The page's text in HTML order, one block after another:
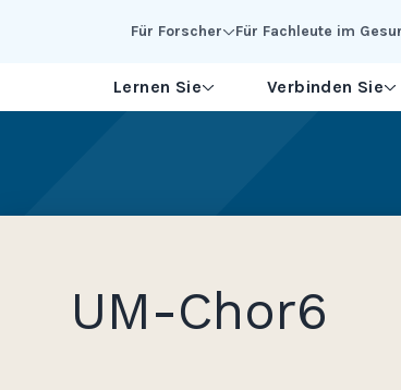
Für Forscher Für Fachleute im
Lernen Sie Verbinden Sie
UM-Chor6